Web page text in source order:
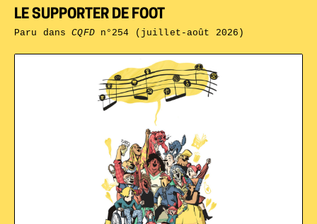
LE SUPPORTER DE FOOT
Paru dansCQFDn°254 (juillet-août 2026)